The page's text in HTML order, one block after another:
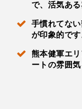
で、活気ある
手慣れてな
が印象的です
熊本健軍エ
ートの雰囲気